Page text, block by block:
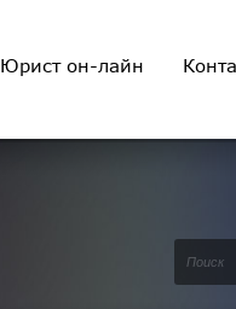
Юрист он-лайн